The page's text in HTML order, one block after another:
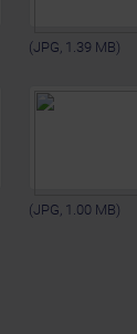
(JPG, 1.39 MB)
(JPG, 1.00 MB)